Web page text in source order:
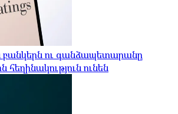
բանկերն ու գանձապետարանը
հեղինակություն ունեն